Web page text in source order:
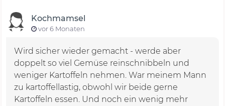
Kochmamsel
vor 6 Monaten
Wird sicher wieder gemacht - werde aber
doppelt so viel Gemüse reinschnibbeln und
weniger Kartoffeln nehmen. War meinem Mann
zu kartoffellastig, obwohl wir beide gerne
Kartoffeln essen. Und noch ein wenig mehr